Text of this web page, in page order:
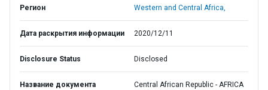
Регион Western and Central Africa,
Дата раскрытия информации 2020/12/11
Disclosure Status Disclosed
Название документа
Central African Republic - AFRICA